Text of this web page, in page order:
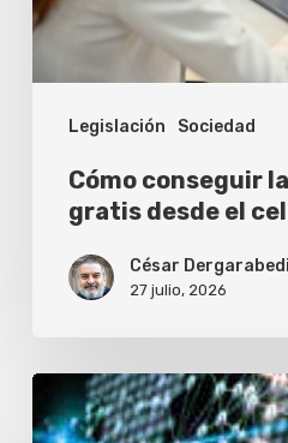
Legislación Sociedad
desde
celular
Cómo conseguir
gratis desde el
César
27 julio, 2026
Empresarios
debaten